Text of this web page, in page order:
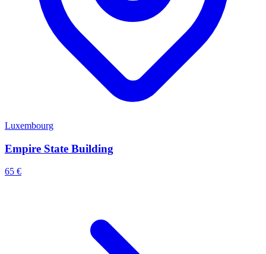
Luxembourg
Empire State Building
65 €